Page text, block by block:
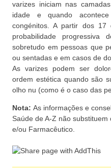
varizes iniciam nas
idade e quando
congénitos. A partir dos
probabilidade progressiva
sobretudo em pessoas que
ou sentadas e em casos de
As varizes podem ser
ordem estética quando são
olho nu (como é o caso das
Nota: As informações e
Saúde de A-Z não
e/ou Farmacêutico.